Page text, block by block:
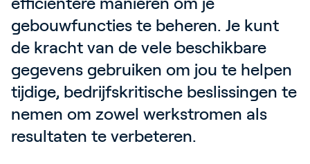
gebouwfuncties te beheren. Je kunt
de kracht van de vele beschikbare
gegevens gebruiken om jou te helpen
tijdige, bedrijfskritische beslissingen te
nemen om zowel werkstromen als
resultaten te verbeteren.